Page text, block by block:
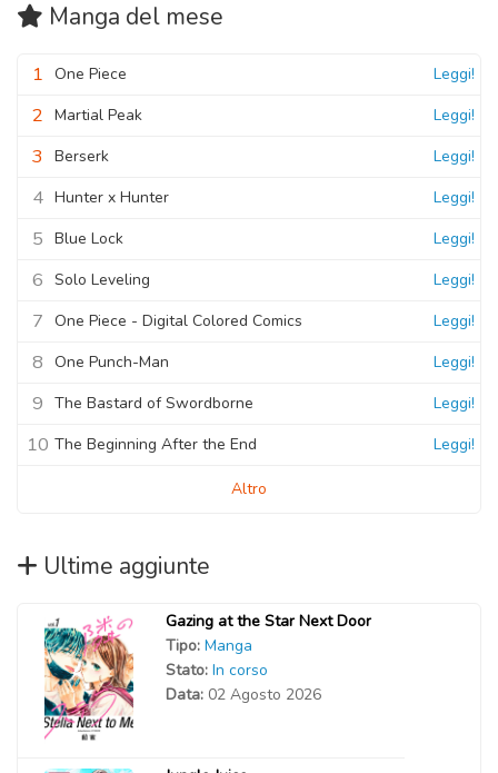
Manga del mese
1 One Piece Leggi!
2 Martial Peak Leggi!
3 Berserk Leggi!
4 Hunter x Hunter Leggi!
5 Blue Lock Leggi!
6 Solo Leveling Leggi!
7 One Piece - Digital Colored Comics Leggi!
8 One Punch-Man Leggi!
9 The Bastard of Swordborne Leggi!
10 The Beginning After the End Leggi!
Altro
Ultime aggiunte
Gazing at the Star Next Door
Tipo: Manga
Stato: In corso
Data: 02 Agosto 2026